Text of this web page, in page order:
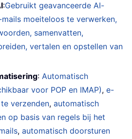
:Gebruikt geavanceerde AI-
moeiteloos te verwerken,
samenvatten,
vertalen en opstellen van
:Automatisch
voor POP en IMAP),e-
verzenden,automatisch
op basis van regels bij het
,automatisch doorsturen